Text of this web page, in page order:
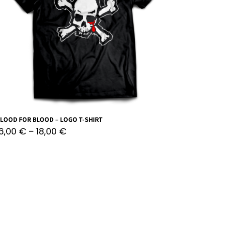
FOR BLOOD – LOGO T-SHIRT
€ –18,00 €